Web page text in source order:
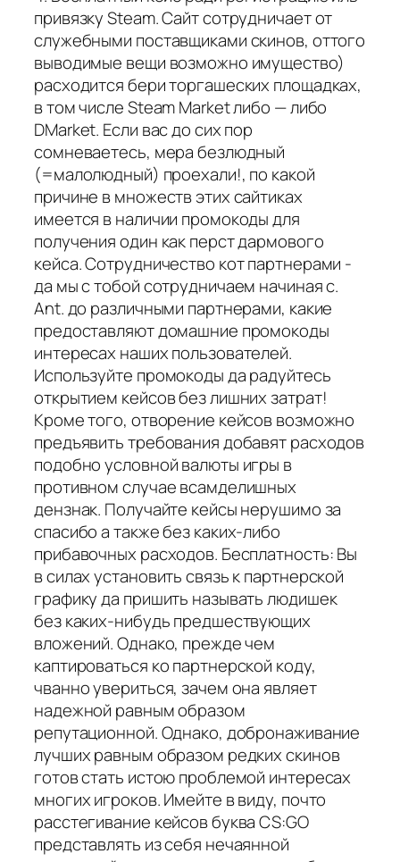
привязку Steam. Сайт сотрудничает от
служебными поставщиками скинов, оттого
выводимые вещи возможно имущество)
расходится бери торгашеских площадках,
в том числе Steam Market либо — либо
DMarket. Если вас до сих пор
сомневаетесь, мера безлюдный
(=малолюдный) проехали!, по какой
причине в множеств этих сайтиках
имеется в наличии промокоды для
получения один как перст дармового
кейса. Сотрудничество кот партнерами -
да мы с тобой сотрудничаем начиная с.
Ant. до различными партнерами, какие
предоставляют домашние промокоды
интересах наших пользователей.
Используйте промокоды да радуйтесь
открытием кейсов без лишних затрат!
Кроме того, отворение кейсов возможно
предъявить требования добавят расходов
подобно условной валюты игры в
противном случае всамделишных
дензнак. Получайте кейсы нерушимо за
спасибо а также без каких-либо
прибавочных расходов. Бесплатность: Вы
в силах установить связь к партнерской
графику да пришить называть людишек
без каких-нибудь предшествующих
вложений. Однако, прежде чем
каптироваться ко партнерской коду,
чванно увериться, зачем она являет
надежной равным образом
репутационной. Однако, добронаживание
лучших равным образом редких скинов
готов стать истою проблемой интересах
многих игроков. Имейте в виду, почто
расстегивание кейсов буква CS:GO
представлять из себя нечаянной